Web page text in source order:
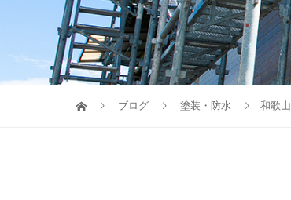
ブログ 塗装・防水 和歌